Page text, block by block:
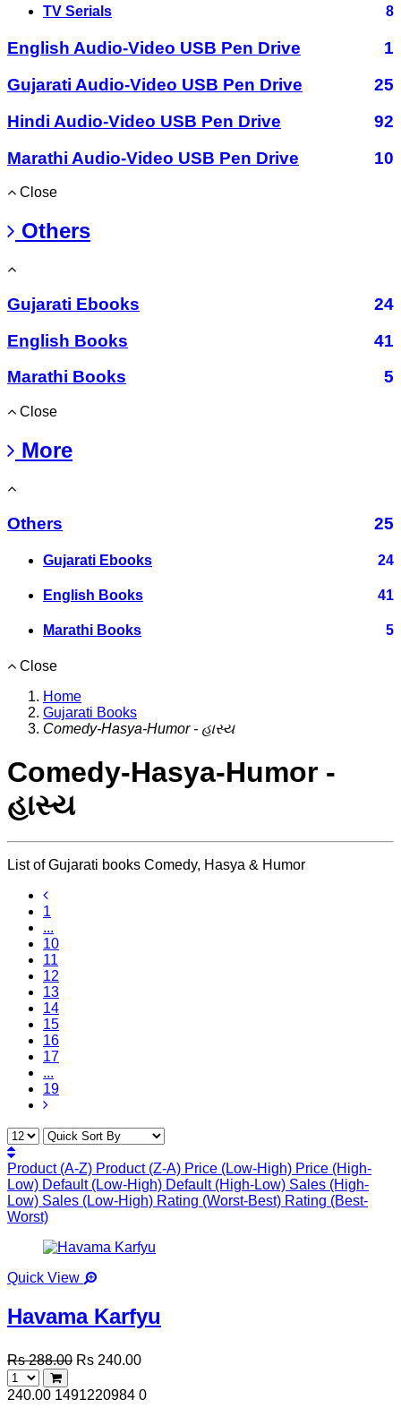
TV Serials 8
English Audio-Video USB Pen Drive
1
Gujarati Audio-Video USB Pen Drive
25
Hindi Audio-Video USB Pen Drive
92
Marathi Audio-Video USB Pen Drive
10
Close
Others
Gujarati Ebooks
24
English Books
41
Marathi Books
5
Close
More
Others 25
Gujarati Ebooks 24
English Books 41
Marathi Books 5
Close
Home
Gujarati Books
Comedy-Hasya-Humor - હાસ્ય
Comedy-Hasya-Humor -
હાસ્ય
List of Gujarati books Comedy, Hasya & Humor
1
...
10
11
12
13
14
15
16
17
...
19
Product (A-Z) Product (Z-A) Price (Low-High) Price (High-
Low) Default (Low-High) Default (High-Low) Sales (High-
Low) Sales (Low-High) Rating (Worst-Best) Rating (Best-
Worst)
Quick View
Havama Karfyu
Rs 288.00 Rs 240.00
240.00 1491220984 0